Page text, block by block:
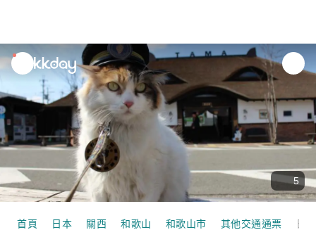
unread
notifications
5
首頁 日本 關西 和歌山 和歌山市 其他交通通票